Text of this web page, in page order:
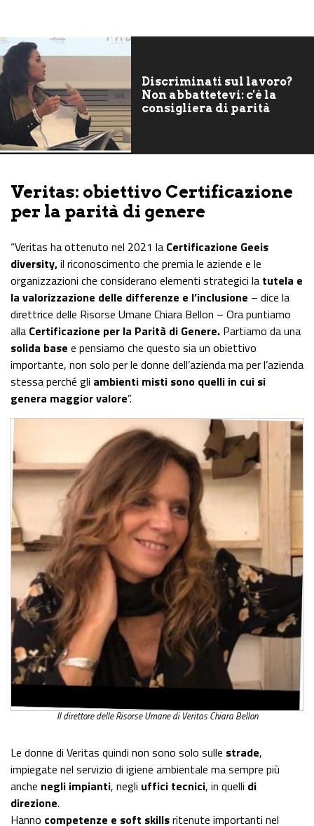
Discriminati sul lavoro?
Non abbattetevi: c'è la
consigliera di parità
Veritas: obiettivo Certificazione
per la parità di genere
“Veritas ha ottenuto nel 2021 la Certificazione Geeis
diversity,il riconoscimento che premia le aziende e le
organizzazioni che considerano elementi strategici la tutela e
la valorizzazione delle differenze e l’inclusione – dice la
direttrice delle Risorse Umane Chiara Bellon – Ora puntiamo
alla Certificazione per la Parità di Genere. Partiamo da una
solida base e pensiamo che questo sia un obiettivo
importante, non solo per le donne dell’azienda ma per l’azienda
stessa perché gli ambienti misti sono quelli in cui si
genera maggior valore”.
Il direttore delle Risorse Umane di Veritas Chiara Bellon
Le donne di Veritas quindi non sono solo sulle strade,
impiegate nel servizio di igiene ambientale ma sempre più
anche negli impianti, negli uffici tecnici, in quelli di
direzione.
Hanno competenze e soft skillsritenute importanti nel